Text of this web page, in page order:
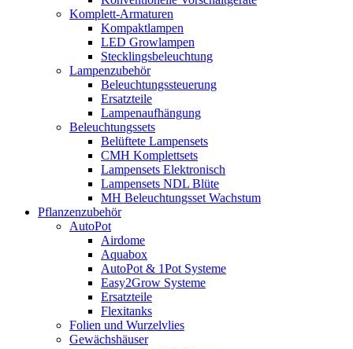
Komplett-Armaturen
Kompaktlampen
LED Growlampen
Stecklingsbeleuchtung
Lampenzubehör
Beleuchtungssteuerung
Ersatzteile
Lampenaufhängung
Beleuchtungssets
Belüftete Lampensets
CMH Komplettsets
Lampensets Elektronisch
Lampensets NDL Blüte
MH Beleuchtungsset Wachstum
Pflanzenzubehör
AutoPot
Airdome
Aquabox
AutoPot & 1Pot Systeme
Easy2Grow Systeme
Ersatzteile
Flexitanks
Folien und Wurzelvlies
Gewächshäuser